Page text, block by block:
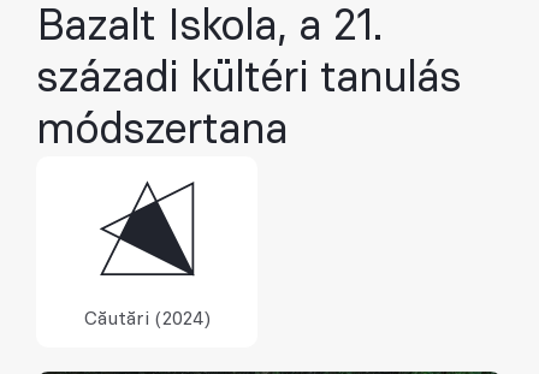
Bazalt Iskola, a 21.
századi kültéri tanulás
módszertana
Căutări (2024)